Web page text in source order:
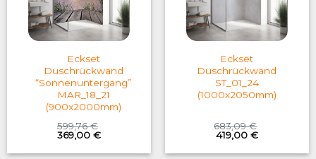
Eckset
Duschrückwand
“Sonnenuntergang”
MAR_18_21
(900x2000mm)
599,76€
Original
price
was:
369,00 €Current
is:
Eckset
Duschrückwand
ST_01_24
(1000x2050mm)
683,09€
Original
price
was:
419,00 €Current
is: